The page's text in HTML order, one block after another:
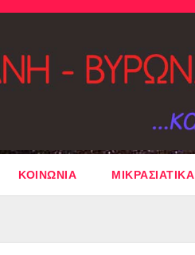
ΚΟΙΝΩΝΙΑ ΜΙΚΡΑΣΙΑΤΙΚΑ